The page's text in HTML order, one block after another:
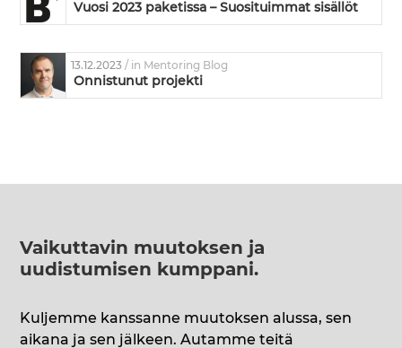
Vuosi 2023 paketissa – Suosituimmat sisällöt
13.12.2023/ in Mentoring Blog
Onnistunut projekti
Vaikuttavin muutoksen ja
uudistumisen kumppani.
Kuljemme kanssanne muutoksen alussa, sen
aikana ja sen jälkeen. Autamme teitä